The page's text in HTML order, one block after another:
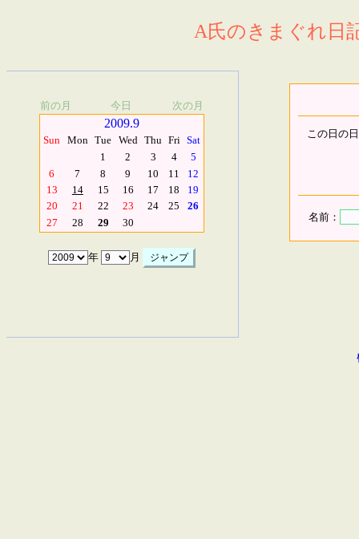
A氏のきまぐれ日
前の月 今日 次の月
2009.9
Sun Mon Tue Wed Thu Fri Sat
1
2 3 4
5
6
7 8 9 10 11
12
13
14 15 16 17 18
19
20
21 22 23 24 25
26
27
28 29 30
年 月
この日の
名前：